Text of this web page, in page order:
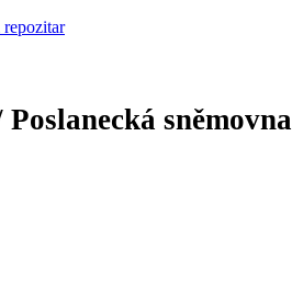
sněmovna